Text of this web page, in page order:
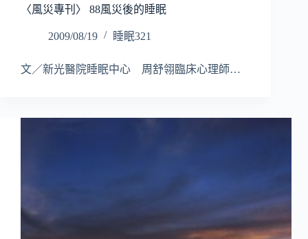
〈風災專刊〉 88風災後的睡眠
2009/08/19 睡眠321
文／新光醫院睡眠中心 周舒翎臨床心理師…